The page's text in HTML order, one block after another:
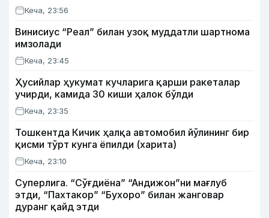
Кеча, 23:56
Винисиус “Реал” билан узоқ муддатли шартнома
имзолади
Кеча, 23:45
Ҳусийлар ҳукумат кучларига қарши ракеталар
учирди, камида 30 киши ҳалок бўлди
Кеча, 23:35
Тошкентда Кичик ҳалқа автомобил йўлининг бир
қисми тўрт кунга ёпилди (харита)
Кеча, 23:10
Суперлига. “Сўғдиёна” “Андижон”ни мағлуб
этди, “Пахтакор” “Бухоро” билан жанговар
дуранг қайд этди